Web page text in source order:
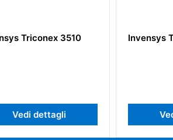
Invensys Triconex 3624